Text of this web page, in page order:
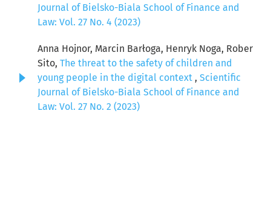
Journal of Bielsko-Biala School of Finance and
Law: Vol. 27 No. 4 (2023)
Anna Hojnor, Marcin Barłoga, Henryk Noga, Rober
Sito, The threat to the safety of children and
young people in the digital context , Scientific
Journal of Bielsko-Biala School of Finance and
Law: Vol. 27 No. 2 (2023)